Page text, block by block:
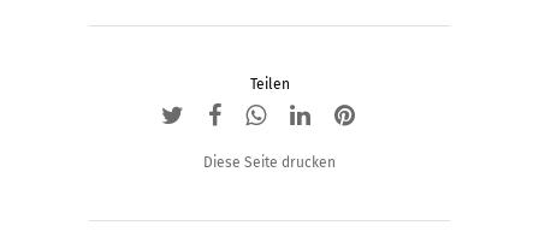
Produktseite
Teilen
Diese Seite drucken